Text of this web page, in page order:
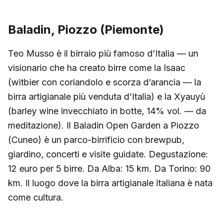
Baladin, Piozzo (Piemonte)
Teo Musso è il birraio più famoso d’Italia — un
visionario che ha creato birre come la Isaac
(witbier con coriandolo e scorza d’arancia — la
birra artigianale più venduta d’Italia) e la Xyauyù
(barley wine invecchiato in botte, 14% vol. — da
meditazione). Il Baladin Open Garden a Piozzo
(Cuneo) è un parco-birrificio con brewpub,
giardino, concerti e visite guidate. Degustazione:
12 euro per 5 birre. Da Alba: 15 km. Da Torino: 90
km. Il luogo dove la birra artigianale italiana è nata
come cultura.